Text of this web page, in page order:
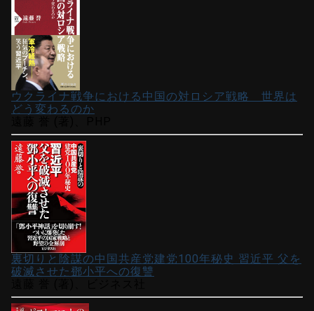
ウクライナ戦争における中国の対ロシア戦略 世界は
どう変わるのか
裏切りと陰謀の中国共産党建党100年秘史 習近平 父を
破滅させた鄧小平への復讐